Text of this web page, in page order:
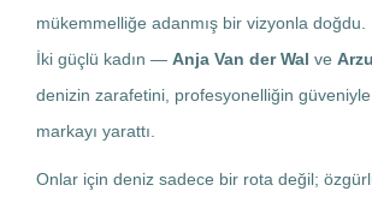
mükemmelliğe adanmış bir vizyonla doğdu.
İki güçlü kadın — Anja Van der Wal ve
denizin zarafetini, profesyonelliğin
markayı yarattı.
Onlar için deniz sadece bir rota değil;